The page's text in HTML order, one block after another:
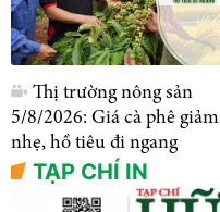
Thị trường nông sản
5/8/2026: Giá cà phê giảm
nhẹ, hồ tiêu đi ngang
TẠP CHÍ IN